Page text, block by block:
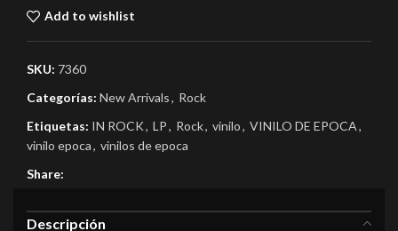
Add to wishlist
SKU: 7360
Categorías: New Arrivals, Rock
Etiquetas: IN ROCK, LP, Rock, vinilo, VINILO DE EPOCA,
vinilo epoca, vinilos de epoca
Share:
Descripción